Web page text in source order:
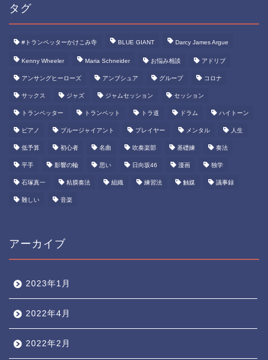
タグ
#トランペッターかけこみ寺 BLUE GIANT Darcy James Argue
Kenny Wheeler Maria Schneider お悩み相談 アドリブ
アンサングヒーローズ アンブシュア グループ コロナ
サックス ジャズ ジャムセッション セッション
トランペッター トランペット トラ道 ドラム ハイトーン
ピアノ ブルージャイアント プレイヤー メンタル 人生
低予算 初心者 名曲 吹奏楽部 基礎練 奏法
平手 影響の輪 思い 日向坂46 漫画 独学
石塚真一 粘膜奏法 組織 練習法 触媒 議事録
難しい 音楽
アーカイブ
2023年1月
2022年4月
2022年2月